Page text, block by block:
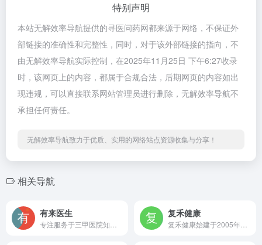
特别声明
本站无解效率导航提供的寻医问药网都来源于网络，不保证外
部链接的准确性和完整性，同时，对于该外部链接的指向，不
由无解效率导航实际控制，在2025年11月25日 下午6:27收录
时，该网页上的内容，都属于合规合法，后期网页的内容如出
现违规，可以直接联系网站管理员进行删除，无解效率导航不
承担任何责任。
无解效率导航致力于优质、实用的网络站点资源收集与分享！
相关导航
有来医生 复禾健康